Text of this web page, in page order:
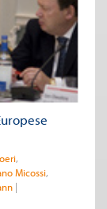
Micossi